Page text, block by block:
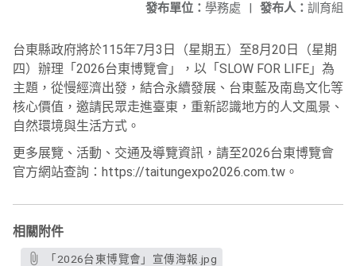
發布人： 訓育組
發布單位： 學務處 |
台東縣政府將於115年7月3日（星期五）至8月20日（星期
四）辦理「2026台東博覽會」，以「SLOW FOR LIFE」為
主題，從慢經濟出發，結合永續發展、台東藍及南島文化等
核心價值，邀請民眾走進臺東，重新認識地方的人文風景、
自然環境與生活方式。
更多展覽、活動、交通及導覽資訊，請至2026台東博覽會
官方網站查詢：https://taitungexpo2026.com.tw。
相關附件
「2026台東博覽會」宣傳海報.jpg